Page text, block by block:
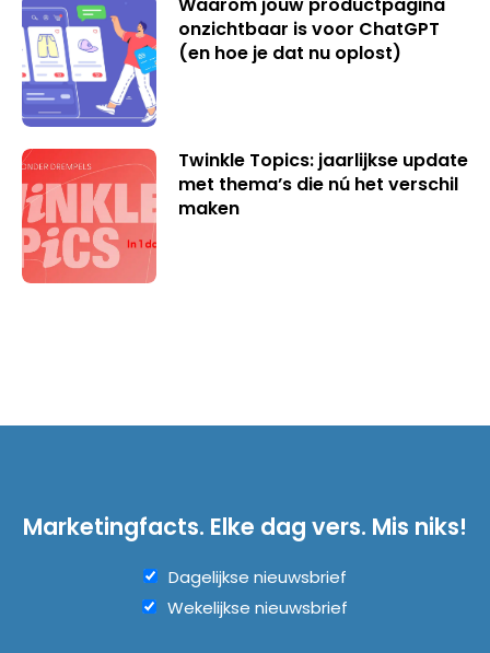
onzichtbaar is voor ChatGPT
(en hoe je dat nu oplost)
Twinkle Topics: jaarlijkse update
met thema’s die nú het verschil
maken
Marketingfacts. Elke dag vers. Mis niks!
Dagelijkse nieuwsbrief
Wekelijkse nieuwsbrief